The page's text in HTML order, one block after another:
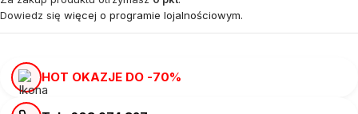
Dowiedz się więcej o programie lojalnościowym.
HOT OKAZJE DO -70%